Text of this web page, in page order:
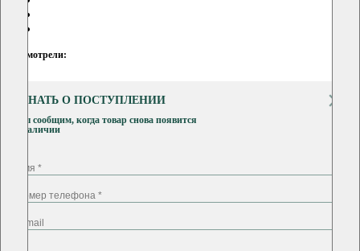
Вы смотрели:
УЗНАТЬ О ПОСТУПЛЕНИИ
Мы сообщим, когда товар снова появится
в наличии